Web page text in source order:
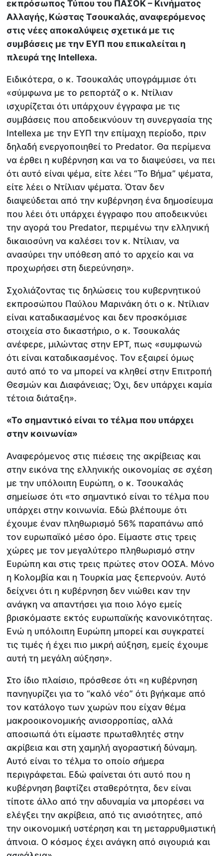
εκπρόσωπος Τύπου του ΠΑΣΟΚ – Κινήματος
Αλλαγής, Κώστας Τσουκαλάς, αναφερόμενος
στις νέες αποκαλύψεις σχετικά με τις
συμβάσεις με την ΕΥΠ που επικαλείται η
πλευρά της Intellexa.
Ειδικότερα, ο κ. Τσουκαλάς υπογράμμισε ότι
«σύμφωνα με το ρεπορτάζ ο κ. Ντίλιαν
ισχυρίζεται ότι υπάρχουν έγγραφα με τις
συμβάσεις που αποδεικνύουν τη συνεργασία της
Intellexa με την ΕΥΠ την επίμαχη περίοδο, πριν
δηλαδή ενεργοποιηθεί το Predator. Θα περίμενα
να έρθει η κυβέρνηση και να το διαψεύσει, να πει
ότι αυτό είναι ψέμα, είτε λέει “Το Βήμα” ψέματα,
είτε λέει ο Ντίλιαν ψέματα. Όταν δεν
διαψεύδεται από την κυβέρνηση ένα δημοσίευμα
που λέει ότι υπάρχει έγγραφο που αποδεικνύει
την αγορά του Predator, περιμένω την ελληνική
δικαιοσύνη να καλέσει τον κ. Ντίλιαν, να
ανασύρει την υπόθεση από το αρχείο και να
προχωρήσει στη διερεύνηση».
Σχολιάζοντας τις δηλώσεις του κυβερνητικού
εκπροσώπου Παύλου Μαρινάκη ότι ο κ. Ντίλιαν
είναι καταδικασμένος και δεν προσκόμισε
στοιχεία στο δικαστήριο, ο κ. Τσουκαλάς
ανέφερε, μιλώντας στην ΕΡΤ, πως «συμφωνώ
ότι είναι καταδικασμένος. Τον εξαιρεί όμως
αυτό από το να μπορεί να κληθεί στην Επιτροπή
Θεσμών και Διαφάνειας; Όχι, δεν υπάρχει καμία
τέτοια διάταξη».
«Το σημαντικό είναι το τέλμα που υπάρχει
στην κοινωνία»
Αναφερόμενος στις πιέσεις της ακρίβειας και
στην εικόνα της ελληνικής οικονομίας σε σχέση
με την υπόλοιπη Ευρώπη, ο κ. Τσουκαλάς
σημείωσε ότι «το σημαντικό είναι το τέλμα που
υπάρχει στην κοινωνία. Εδώ βλέπουμε ότι
έχουμε έναν πληθωρισμό 56% παραπάνω από
τον ευρωπαϊκό μέσο όρο. Είμαστε στις τρεις
χώρες με τον μεγαλύτερο πληθωρισμό στην
Ευρώπη και στις τρεις πρώτες στον ΟΟΣΑ. Μόνο
η Κολομβία και η Τουρκία μας ξεπερνούν. Αυτό
δείχνει ότι η κυβέρνηση δεν νιώθει καν την
ανάγκη να απαντήσει για ποιο λόγο εμείς
βρισκόμαστε εκτός ευρωπαϊκής κανονικότητας.
Ενώ η υπόλοιπη Ευρώπη μπορεί και συγκρατεί
τις τιμές ή έχει πιο μικρή αύξηση, εμείς έχουμε
αυτή τη μεγάλη αύξηση».
Στο ίδιο πλαίσιο, πρόσθεσε ότι «η κυβέρνηση
πανηγυρίζει για το “καλό νέο” ότι βγήκαμε από
τον κατάλογο των χωρών που είχαν θέμα
μακροοικονομικής ανισορροπίας, αλλά
αποσιωπά ότι είμαστε πρωταθλητές στην
ακρίβεια και στη χαμηλή αγοραστική δύναμη.
Αυτό είναι το τέλμα το οποίο σήμερα
περιγράφεται. Εδώ φαίνεται ότι αυτό που η
κυβέρνηση βαφτίζει σταθερότητα, δεν είναι
τίποτε άλλο από την αδυναμία να μπορέσει να
ελέγξει την ακρίβεια, από τις ανισότητες, από
την οικονομική υστέρηση και τη μεταρρυθμιστική
άπνοια. Ο κόσμος έχει ανάγκη από σιγουριά και